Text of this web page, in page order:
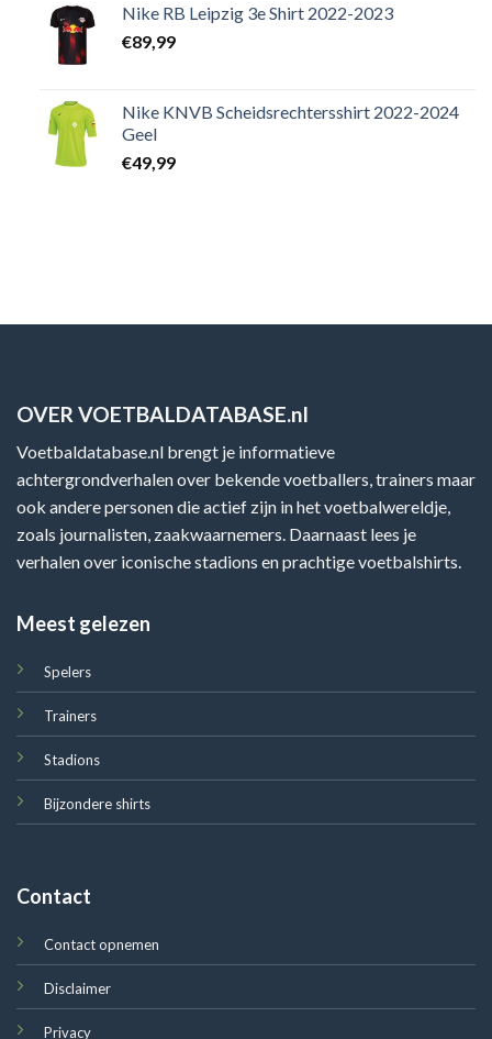
Nike RB Leipzig 3e Shirt 2022-2023
€89,99
Nike KNVB Scheidsrechtersshirt 2022-2024
Geel
€49,99
OVER VOETBALDATABASE.nl
Voetbaldatabase.nl brengt je informatieve
achtergrondverhalen over bekende voetballers, trainers maar
ook andere personen die actief zijn in het voetbalwereldje,
zoals journalisten, zaakwaarnemers. Daarnaast lees je
verhalen over iconische stadions en prachtige voetbalshirts.
Meest gelezen
Spelers
Trainers
Stadions
Bijzondere shirts
Contact
Contact opnemen
Disclaimer
Privacy